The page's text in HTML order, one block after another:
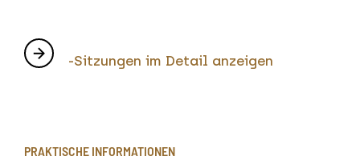
-Sitzungen im Detail anzeigen
PRAKTISCHE INFORMATIONEN